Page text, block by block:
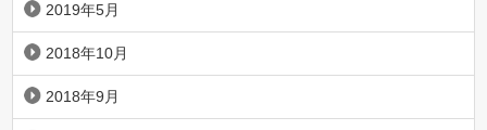
2019年5月
2018年10月
2018年9月